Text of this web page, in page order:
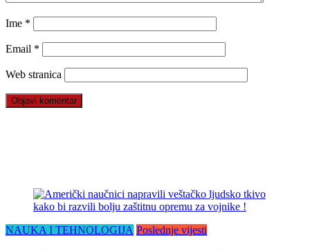
Ime *
Email *
Web stranica
NAUKA I TEHNOLOGIJA Poslednje vijesti